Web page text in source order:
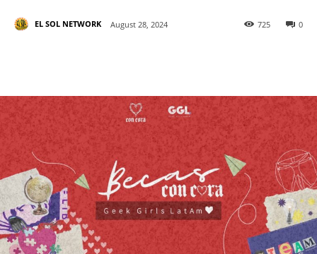
EL SOL NETWORK August 28, 2024 0
725